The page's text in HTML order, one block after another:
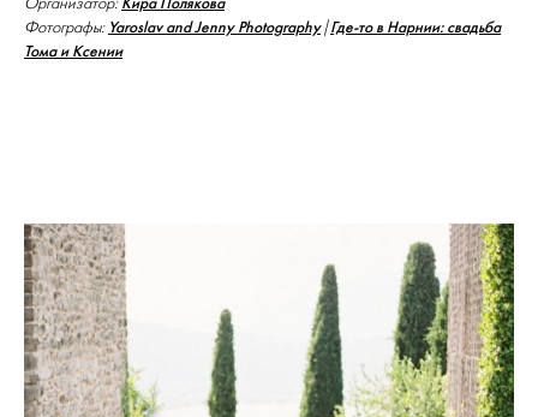
Организатор: Кира Полякова
Фотографы: Yaroslav and Jenny Photography|Где-то в Нарнии: свадьба
Тома и Ксении